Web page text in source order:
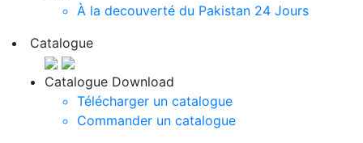
À la decouverté du Pakistan 24 Jours
Catalogue
Catalogue Download
Télécharger un catalogue
Commander un catalogue